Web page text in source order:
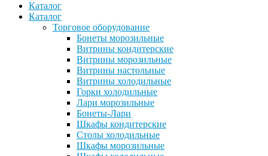
Каталог
Каталог
Торговое оборудование
Бонеты морозильные
Витрины кондитерские
Витрины морозильные
Витрины настольные
Витрины холодильные
Горки холодильные
Лари морозильные
Бонеты-Лари
Шкафы кондитерские
Столы холодильные
Шкафы морозильные